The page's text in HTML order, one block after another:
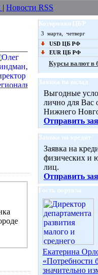
| Новости RSS
Котировки ЦБР
3 марта, четверг
USD ЦБ РФ
EUR ЦБ РФ
Курсы валют в
Заявка на вклад
Выгодные
лично для Вас
Нижнего
Отправить
Заявка на кредит
Заявка на
физических и
лиц.
Отправить
Гость портала
Екатерина
«Потребности
значительно